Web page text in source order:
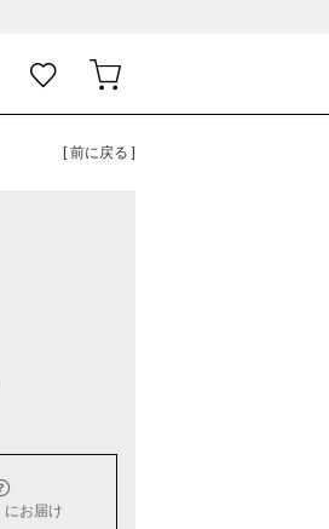
[ 前に戻る ]
にお届け